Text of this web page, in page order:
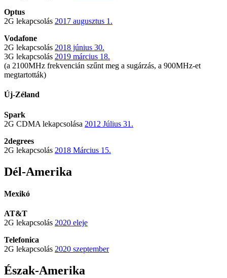
Optus
2G lekapcsolás 2017 augusztus 1.
Vodafone
2G lekapcsolás 2018 június 30.
3G lekapcsolás 2019 március 18.
(a 2100MHz frekvencián szűnt meg a sugárzás, a 900MHz-et
megtartották)
Új-Zéland
Spark
2G CDMA lekapcsolása 2012 Július 31.
2degrees
2G lekapcsolás 2018 Március 15.
Dél-Amerika
Mexikó
AT&T
2G lekapcsolás 2020 eleje
Telefonica
2G lekapcsolás 2020 szeptember
Észak-Amerika